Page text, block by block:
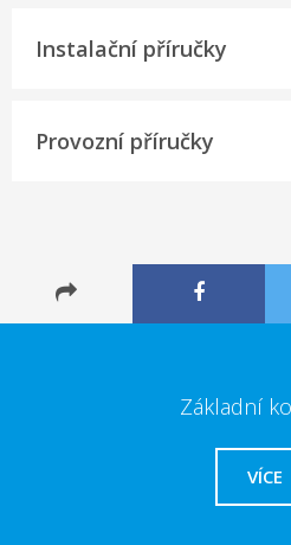
Instalační příručky
Provozní příručky
Základní
VÍCE